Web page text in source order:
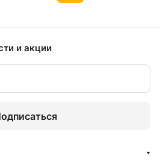
и акции